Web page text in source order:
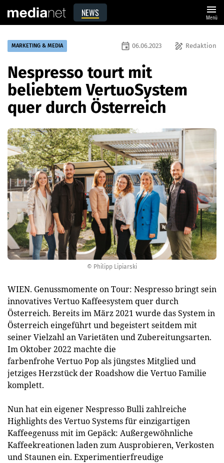
NEWS menu
Menü
© Philipp Lipiarski
MARKETING & MEDIA draw Redaktion
event 06.06.2023
Nespresso tourt mit
beliebtem VertuoSystem
quer durch Österreich
WIEN. Genussmomente on Tour: Nespresso bringt sein
innovatives Vertuo Kaffeesystem quer durch
Österreich. Bereits im März 2021 wurde das System in
Österreich eingeführt und begeistert seitdem mit
seiner Vielzahl an Varietäten und Zubereitungsarten.
Im Oktober 2022 machte die
farbenfrohe Vertuo Pop als jüngstes Mitglied und
jetziges Herzstück der Roadshow die Vertuo Familie
komplett.
Nun hat ein eigener Nespresso Bulli zahlreiche
Highlights des Vertuo Systems für einzigartigen
Kaffeegenuss mit im Gepäck: Außergewöhnliche
Kaffeekreationen laden zum Ausprobieren, Verkosten
und Staunen ein. Experimentierfreudige